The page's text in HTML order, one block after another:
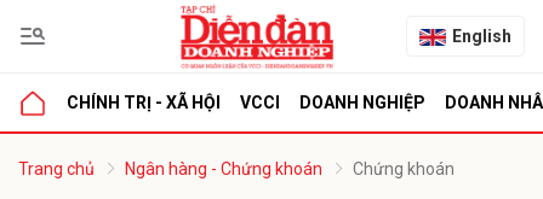
English
CHÍNH TRỊ - XÃ HỘI VCCI DOANH NGHIỆP DOANH
Trang chủ Ngân hàng - Chứng khoán Chứng khoán
luận